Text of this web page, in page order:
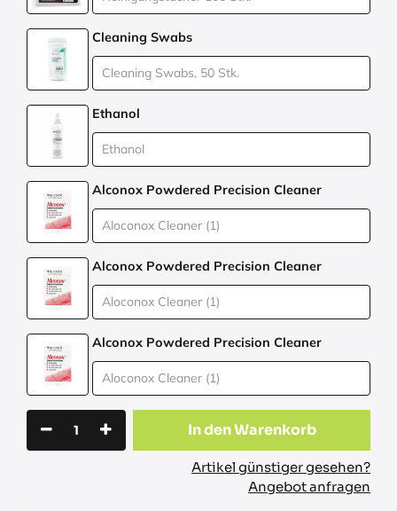
Cleaning Swabs
Ethanol
Alconox Powdered Precision Cleaner
Alconox Powdered Precision Cleaner
Alconox Powdered Precision Cleaner
In den Warenkorb
Artikel günstiger gesehen?
Angebot anfragen